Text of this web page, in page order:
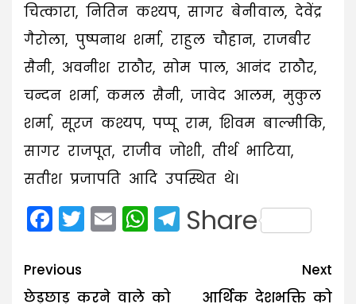
चित्कारा, नितिन कश्यप, सागर बेनीवाल, देवेंद्र
गैरोला, पुष्पनाथ शर्मा, राहुल चौहान, राजबीर
सैनी, अवनीश राठौर, सोम पाल, आनंद राठौर,
चन्दन शर्मा, कमल सैनी, जावेद आलम, मुकुल
शर्मा, सूरज कश्यप, पप्पू राम, शिवम बाल्मीकि,
सागर राजपूत, राजीव जोशी, तीर्थ भाटिया,
सतीश प्रजापति आदि उपस्थित थे।
Facebook
Twitter
EmailWhatsApp
Telegram
Share
Post
navigation
Previous
छेड़छाड़ करने वाले को
Next
आर्थिक देशभक्ति को